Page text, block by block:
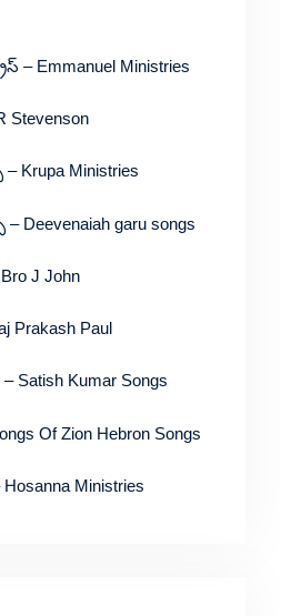
– Emmanuel Ministries
Stevenson
Krupa Ministries
garu songs
J John
Paul
Kumar Songs
Of Zion Hebron Songs
Ministries